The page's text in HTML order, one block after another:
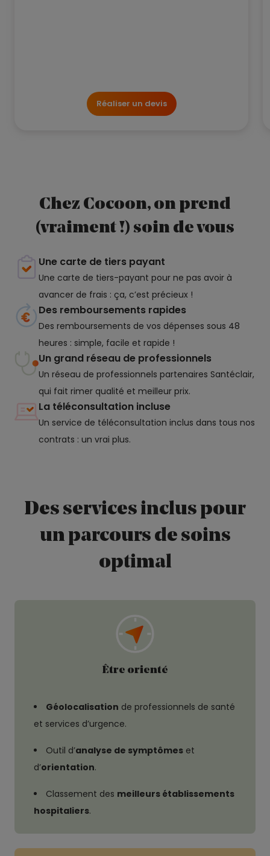
Réaliser un devis
Chez Cocoon, on prend
(vraiment !) soin de vous
Une carte de tiers payant
Une carte de tiers-payant pour ne pas avoir à
avancer de frais : ça, c’est précieux !
Des remboursements rapides
Des remboursements de vos dépenses sous 48
heures : simple, facile et rapide !
Un grand réseau de professionnels
Un réseau de professionnels partenaires Santéclair,
qui fait rimer qualité et meilleur prix.
La téléconsultation incluse
Un service de téléconsultation inclus dans tous nos
contrats : un vrai plus.
Des services inclus pour
un parcours de soins
optimal
Être orienté
Géolocalisation de professionnels de santé
et services d’urgence.
Outil d’analyse de symptômes et
d’orientation.
Classement des meilleurs établissements
hospitaliers.